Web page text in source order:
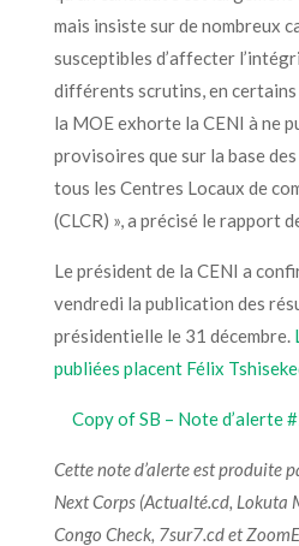
mais insiste sur de nombreux
susceptibles d’affecter
différents scrutins, en certains
la MOE exhorte la CENI à ne
provisoires que sur la base
tous les Centres Locaux de
(CLCR) », a précisé le rapport
Le président de la CENI a
vendredi la publication des
présidentielle le 31 décembre.
publiées placent Félix
Copy of SB – Note d’alerte
Cette note d’alerte est produite
Next Corps (Actualté.cd, Lokuta
Congo Check, 7sur7.cd et